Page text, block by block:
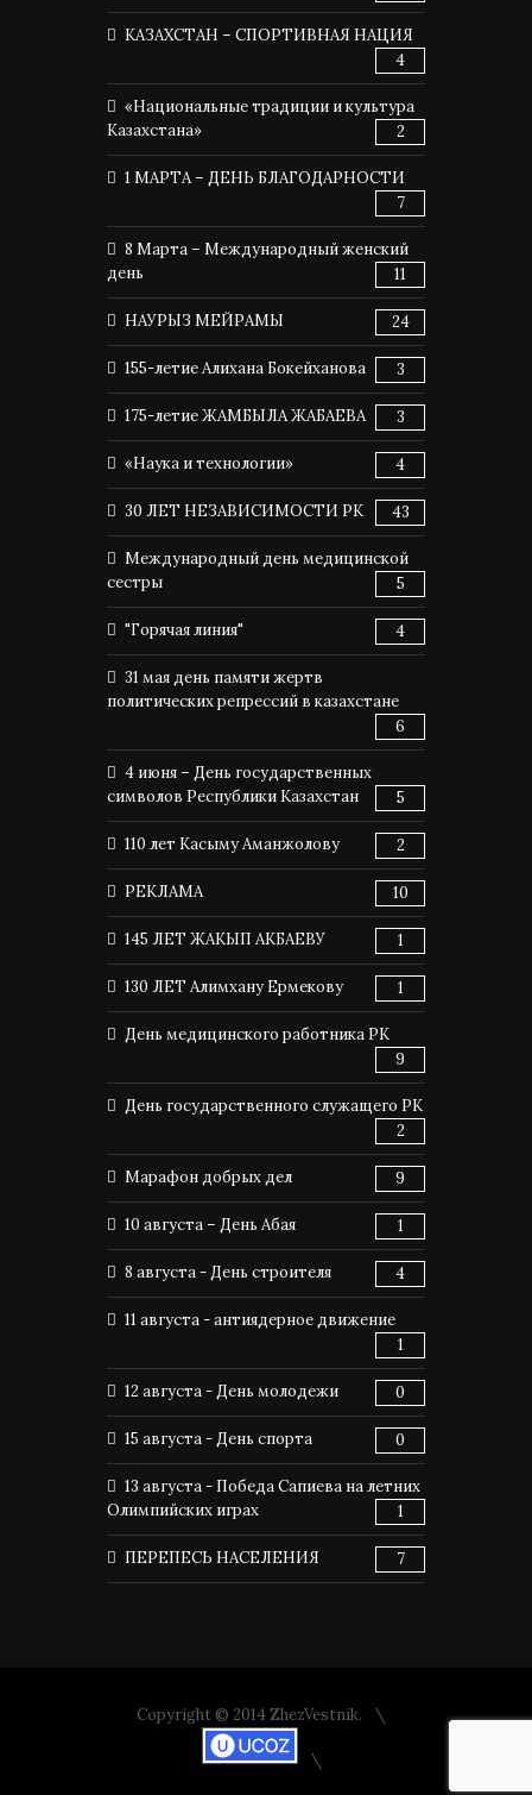
КАЗАХСТАН – СПОРТИВНАЯ НАЦИЯ
4
«Национальные традиции и культура
Казахстана»
2
1 МАРТА – ДЕНЬ БЛАГОДАРНОСТИ
7
8 Марта – Международный женский
день
11
НАУРЫЗ МЕЙРАМЫ 24
155-летие Алихана Бокейханова 3
175-летие ЖАМБЫЛА ЖАБАЕВА 3
«Наука и технологии» 4
30 ЛЕТ НЕЗАВИСИМОСТИ РК 43
Международный день медицинской
сестры
5
"Горячая линия" 4
31 мая день памяти жертв
политических репрессий в казахстане
6
4 июня – День государственных
символов Республики Казахстан
5
110 лет Касыму Аманжолову 2
РЕКЛАМА 10
145 ЛЕТ ЖАКЫП АКБАЕВУ 1
130 ЛЕТ Алимхану Ермекову 1
День медицинского работника РК
9
День государственного служащего РК
2
Марафон добрых дел 9
10 августа – День Абая 1
8 августа - День строителя 4
11 августа - антиядерное движение
1
12 августа - День молодежи 0
15 августа - День спорта 0
13 августа - Победа Сапиева на летних
Олимпийских играх
1
ПЕРЕПЕСЬ НАСЕЛЕНИЯ 7
Copyright © 2014 ZhezVestnik.